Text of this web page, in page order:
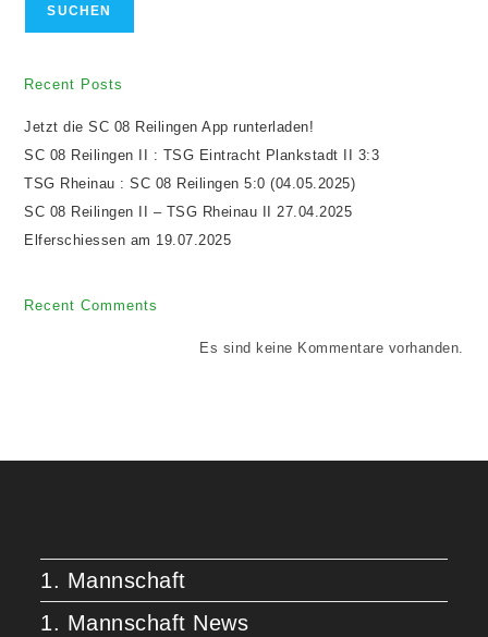
SUCHEN
Recent Posts
Jetzt die SC 08 Reilingen App runterladen!
SC 08 Reilingen II : TSG Eintracht Plankstadt II 3:3
TSG Rheinau : SC 08 Reilingen 5:0 (04.05.2025)
SC 08 Reilingen II – TSG Rheinau II 27.04.2025
Elferschiessen am 19.07.2025
Recent Comments
Es sind keine Kommentare vorhanden.
1. Mannschaft
1. Mannschaft News